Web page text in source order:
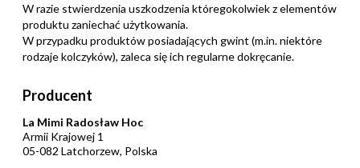
W razie stwierdzenia uszkodzenia któregokolwiek z elementów
produktu zaniechać użytkowania.
W przypadku produktów posiadających gwint (m.in. niektóre
rodzaje kolczyków), zaleca się ich regularne dokręcanie.
Producent
La Mimi Radosław Hoc
Armii Krajowej 1
05-082 Latchorzew, Polska